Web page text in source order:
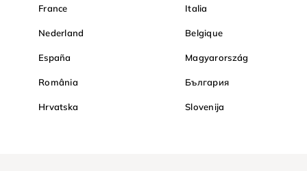
France Italia
Nederland Belgique
España Magyarország
România България
Hrvatska Slovenija